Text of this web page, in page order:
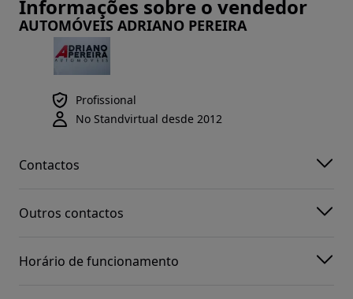
Informações sobre o vendedor
AUTOMÓVEIS ADRIANO PEREIRA
Profissional
No Standvirtual desde 2012
Contactos
Outros contactos
Horário de funcionamento